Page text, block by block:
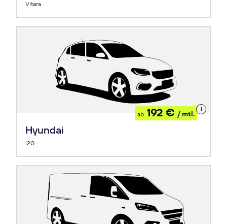
Vitara
Hyundai
i20
ab 192 € / mtl.
Details
zum